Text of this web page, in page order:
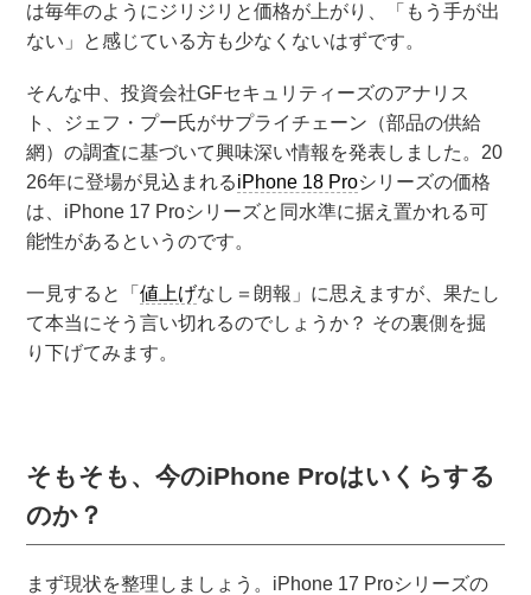
は毎年のようにジリジリと価格が上がり、「もう手が出
ない」と感じている方も少なくないはずです。
そんな中、投資会社GFセキュリティーズのアナリス
ト、ジェフ・プー氏がサプライチェーン（部品の供給
網）の調査に基づいて興味深い情報を発表しました。20
26年に登場が見込まれるiPhone 18 Proシリーズの価格
は、iPhone 17 Proシリーズと同水準に据え置かれる可
能性があるというのです。
一見すると「値上げなし＝朗報」に思えますが、果たし
て本当にそう言い切れるのでしょうか？ その裏側を掘
り下げてみます。
そもそも、今のiPhone Proはいくらする
のか？
まず現状を整理しましょう。iPhone 17 Proシリーズの